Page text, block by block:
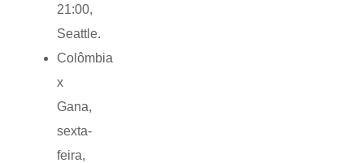
21:00,
Seattle.
Colômbia
x
Gana,
sexta-
feira,